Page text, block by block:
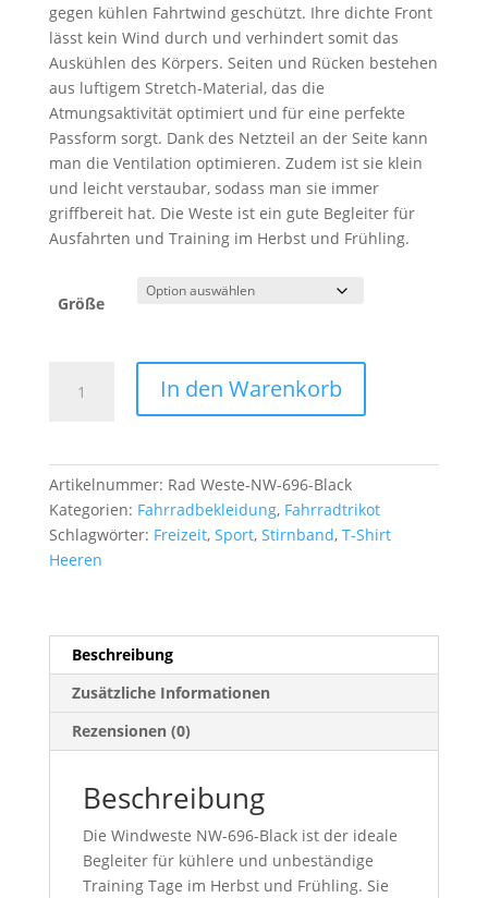
gegen kühlen Fahrtwind geschützt. Ihre dichte Front
lässt kein Wind durch und verhindert somit das
Auskühlen des Körpers. Seiten und Rücken bestehen
aus luftigem Stretch-Material, das die
Atmungsaktivität optimiert und für eine perfekte
Passform sorgt. Dank des Netzteil an der Seite kann
man die Ventilation optimieren. Zudem ist sie klein
und leicht verstaubar, sodass man sie immer
griffbereit hat. Die Weste ist ein gute Begleiter für
Ausfahrten und Training im Herbst und Frühling.
Größe
Weste-
Black
In den Warenkorb
Artikelnummer: Rad Weste-NW-696-Black
Kategorien: Fahrradbekleidung, Fahrradtrikot
Schlagwörter: Freizeit, Sport, Stirnband, T-Shirt
Heeren
Beschreibung
Zusätzliche Informationen
Rezensionen (0)
Beschreibung
Die Windweste NW-696-Black ist der ideale
Begleiter für kühlere und unbeständige
Training Tage im Herbst und Frühling. Sie